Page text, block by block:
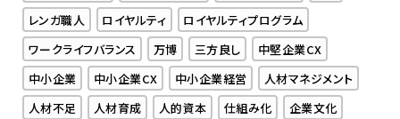
レンガ職人
ロイヤルティ
ロイヤルティプログラム
ワークライフバランス
万博 三方良し
中堅企業CX
中小企業
中小企業CX 中小企業経営
人材マネジメント
人材不足
人材育成 人的資本 仕組み化
企業文化